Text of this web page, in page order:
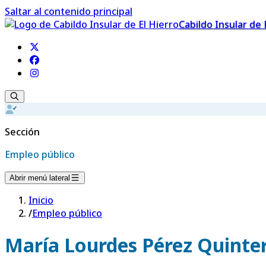
Saltar al contenido principal
Cabildo Insular de
Sección
Empleo público
Abrir menú lateral
Inicio
/Empleo público
María Lourdes Pérez